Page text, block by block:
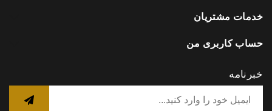
خدمات مشتریان
حساب کاربری من
خبرنامه